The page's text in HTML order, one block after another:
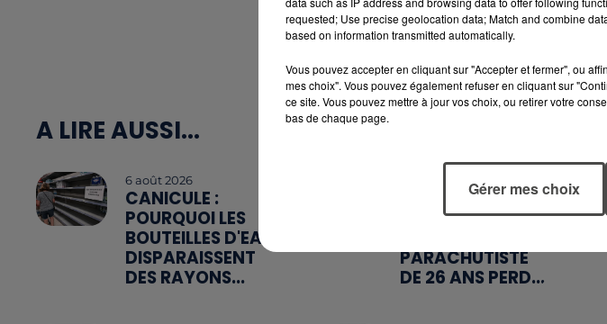
A LIRE AUSSI...
6 août 2026
CANICULE :
POURQUOI LES
BOUTEILLES D'EAU
DISPARAISSENT
DES RAYONS...
1er août 2026
UNE CHUTE
FATALE DE 2 000
PARACHUTISTE
DE 26 ANS PERD...
requested; Use precise geolocation data; Match and combine
based on information transmitted automatically.
Vous pouvez accepter en cliquant sur "Accepter et fermer", ou
mes choix". Vous pouvez également refuser en cliquant sur
ce site. Vous pouvez mettre à jour vos choix, ou retirer votre
bas de chaque page.
Gérer mes choix